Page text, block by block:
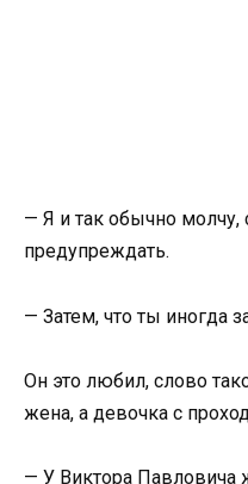
— Я и так обычно молчу,
предупреждать.
— Затем, что ты иногда
Он это любил, слово
жена, а девочка с
— У Виктора Павловича